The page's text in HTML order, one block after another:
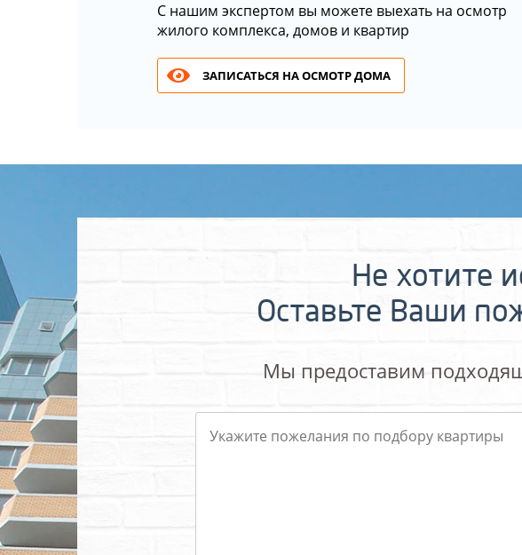
С нашим экспертом вы можете выехать на осмотр
жилого комплекса, домов и квартир
ЗАПИСАТЬСЯ НА ОСМОТР ДОМА
Не хотите
Оставьте Ваши
Мы предоставим